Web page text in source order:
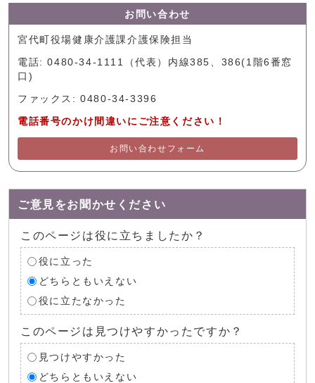
お問い合わせ
宮代町役場健康介護課介護保険担当
電話: 0480-34-1111（代表）内線385、386(1階6番窓
口)
ファックス: 0480-34-3396
電話番号のかけ間違いにご注意ください！
お問い合わせフォーム
ご意見をお聞かせください
このページは役に立ちましたか？
役に立った
どちらともいえない
役に立たなかった
このページは見つけやすかったですか？
見つけやすかった
どちらともいえない